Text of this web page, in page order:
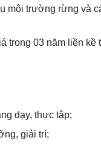
môi trường rừng và
trong 03 năm liền
dạy, thực tập;
giải trí;